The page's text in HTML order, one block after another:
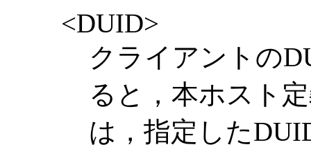
<DUID>
クライアントの
ると，本ホスト
は，指定した